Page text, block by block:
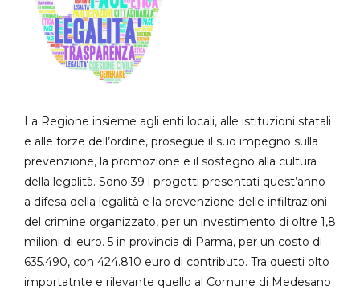
La Regione insieme agli enti locali, alle istituzioni statali
e alle forze dell’ordine, prosegue il suo impegno sulla
prevenzione, la promozione e il sostegno alla cultura
della legalità. Sono 39 i progetti presentati quest’anno
a difesa della legalità e la prevenzione delle infiltrazioni
del crimine organizzato, per un investimento di oltre 1,8
milioni di euro. 5 in provincia di Parma, per un costo di
635.490, con 424.810 euro di contributo. Tra questi olto
importatnte e rilevante quello al Comune di Medesano